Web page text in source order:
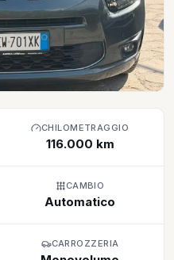
CHILOMETRAGGIO
116.000 km
CAMBIO
Automatico
CARROZZERIA